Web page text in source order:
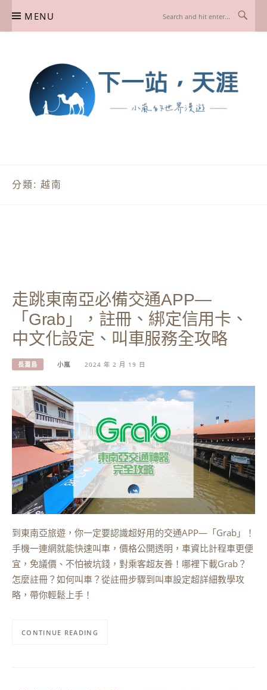
MENU
分類: 越南
走跳東南亞必備交通APP—
「Grab」，註冊、綁定信用卡、
中文化設定、叫車服務全攻略
長灘島 小嵐 2024 年 2 月 19 日
到東南亞旅遊，你一定要認識超好用的交通APP—「Grab」！
手機一連網就能快速叫車，價格公開透明，車資比計程車更便
宜，免議價、不怕被坑錢，對乘客超友善！哪裡下載Grab？
怎麼註冊？如何叫車？從註冊步驟到叫車設定超詳細教學攻
略，帶你輕鬆上手！
CONTINUE READING